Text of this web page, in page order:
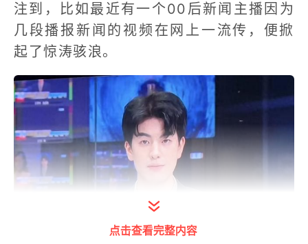
注到，比如最近有一个00后新闻主播因为
几段播报新闻的视频在网上一流传，便掀
起了惊涛骇浪。
点击查看完整内容